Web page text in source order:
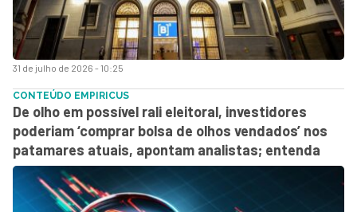
31 de julho de 2026 - 10:25
CONTEÚDO EMPIRICUS
De olho em possível rali eleitoral, investidores
poderiam ‘comprar bolsa de olhos vendados’ nos
patamares atuais, apontam analistas; entenda